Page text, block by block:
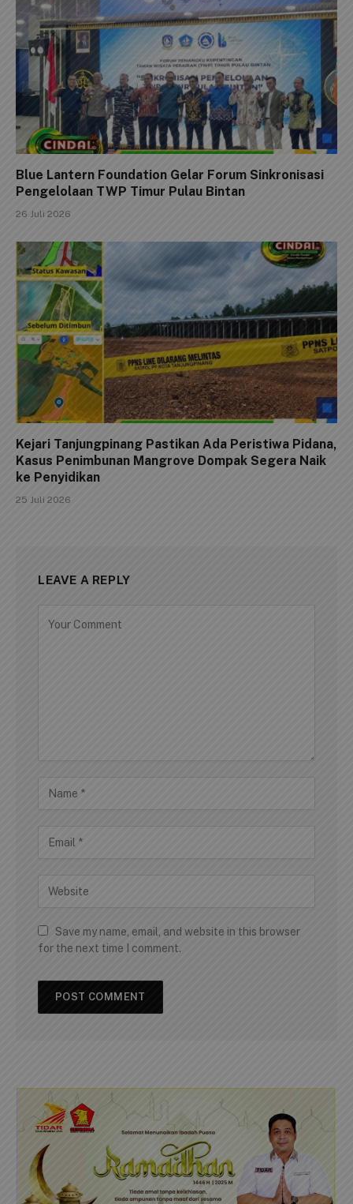
Blue Lantern Foundation Gelar Forum Sinkronisasi
Pengelolaan TWP Timur Pulau Bintan
26 Juli 2026
Kejari Tanjungpinang Pastikan Ada Peristiwa Pidana,
Kasus Penimbunan Mangrove Dompak Segera Naik
ke Penyidikan
25 Juli 2026
LEAVE A REPLY
Save my name, email, and website in this browser
for the next time I comment.